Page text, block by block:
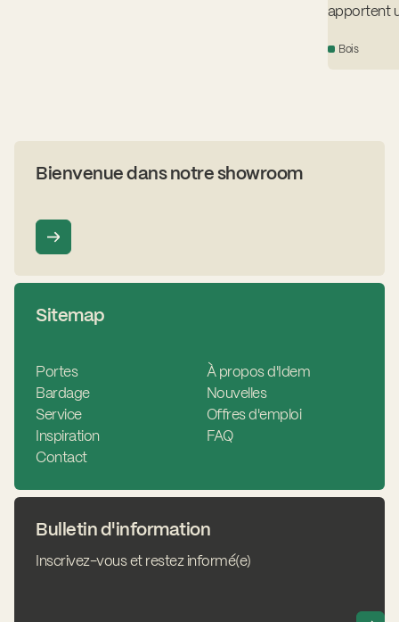
apportent
neuve
Bois
Bienvenue dans notre showroom
Sitemap
Portes
Bardage
Service
Inspiration
Contact
À propos d'Idem
Nouvelles
Offres d'emploi
FAQ
Bulletin d'information
Inscrivez-vous et restez informé(e)